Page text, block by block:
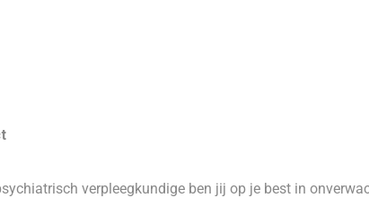
verpleegkundige ben jij op je best in